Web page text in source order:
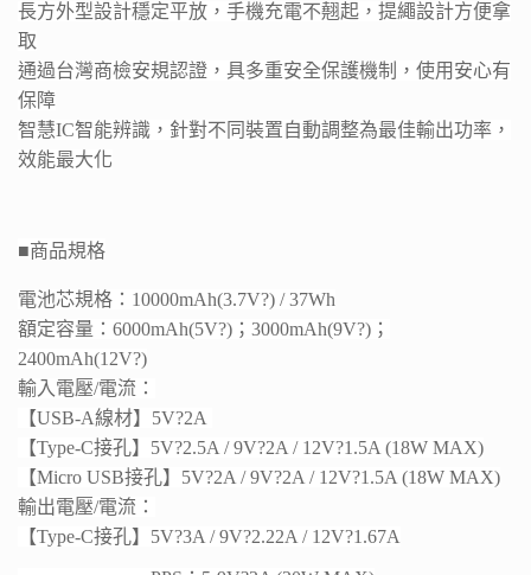
長方外型設計穩定平放，手機充電不翹起，提繩設計方便拿
取
通過台灣商檢安規認證，具多重安全保護機制，使用安心有
保障
智慧IC智能辨識，針對不同裝置自動調整為最佳輸出功率，
效能最大化
■商品規格
電池芯規格：10000mAh(3.7V?) / 37Wh
額定容量：6000mAh(5V?)；3000mAh(9V?)；
2400mAh(12V?)
輸入電壓/電流：
【USB-A線材】5V?2A
【Type-C接孔】5V?2.5A / 9V?2A / 12V?1.5A (18W MAX)
【Micro USB接孔】5V?2A / 9V?2A / 12V?1.5A (18W MAX)
輸出電壓/電流：
【Type-C接孔】5V?3A / 9V?2.22A / 12V?1.67A